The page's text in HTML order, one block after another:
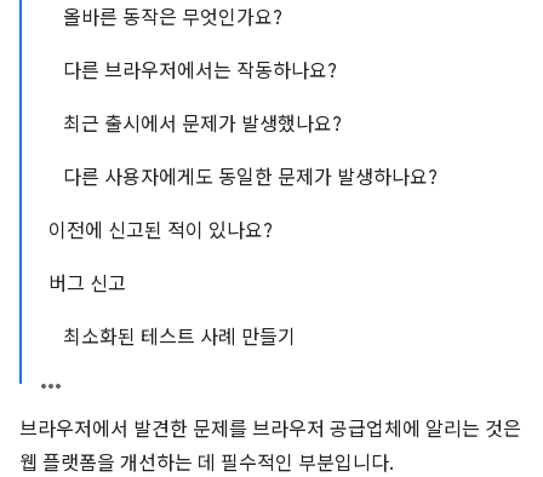
올바른 동작은 무엇인가요?
다른 브라우저에서는 작동하나요?
최근 출시에서 문제가 발생했나요?
다른 사용자에게도 동일한 문제가 발생하나요?
이전에 신고된 적이 있나요?
버그 신고
최소화된 테스트 사례 만들기
브라우저에서 발견한 문제를 브라우저 공급업체에 알리는 것은
웹 플랫폼을 개선하는 데 필수적인 부분입니다.